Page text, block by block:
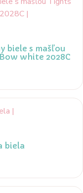
biele s mašľou
white 2028C
biela